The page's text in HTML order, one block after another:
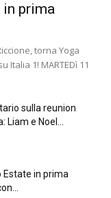
in prima
torna Yoga
Italia 1! MARTEDì 11
sulla reunion
Liam e Noel...
Estate in prima